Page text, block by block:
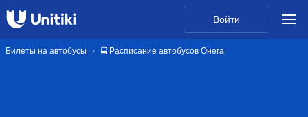
Войти
Билеты на автобусы 🚍 Расписание автобусов Онега